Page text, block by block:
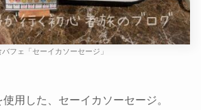
バフェ「セーイカソーセージ」
用した、セーイカソーセージ。